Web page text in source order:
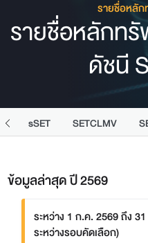
รายชื่อหลั
รายชื่อหลักท
ดัชนี
sSET SETCLMV
ข้อมูลล่าสุด ปี 2569
ระหว่าง 1 ก.ค. 2569 ถึง
ระหว่างรอบคัดเลือก)